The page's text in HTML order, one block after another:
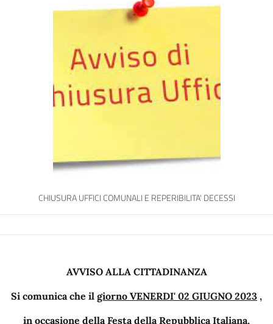
CHIUSURA UFFICI COMUNALI E REPERIBILITA' DECESSI
AVVISO ALLA CITTADINANZA
Si comunica che il giorno VENERDI' 02 GIUGNO 2023 ,
in occasione della Festa della Repubblica Italiana,